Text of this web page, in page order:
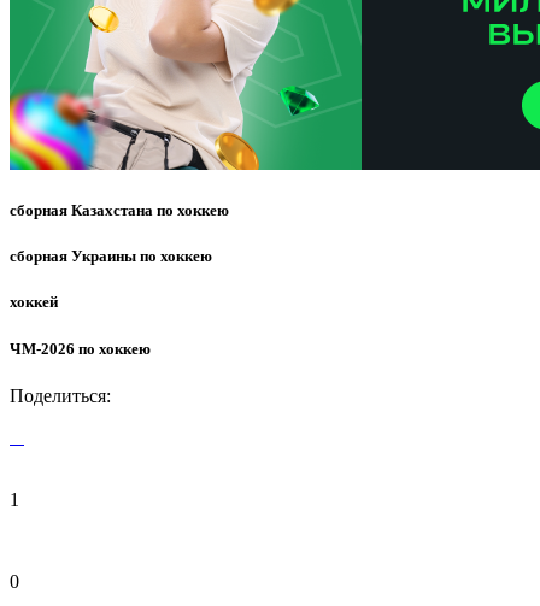
сборная Казахстана по хоккею
сборная Украины по хоккею
хоккей
ЧМ-2026 по хоккею
Поделиться:
1
0